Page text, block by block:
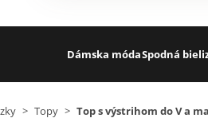
Dámska módaSpodná
> Topy > Top s výstrihom do V a